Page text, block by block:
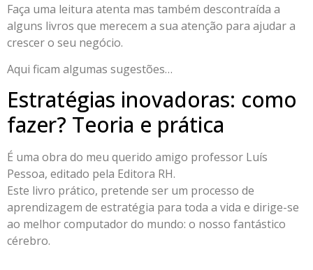
Faça uma leitura atenta mas também descontraída a
alguns livros que merecem a sua atenção para ajudar a
crescer o seu negócio.
Aqui ficam algumas sugestões…
Estratégias inovadoras: como
fazer? Teoria e prática
É uma obra do meu querido amigo professor Luís
Pessoa, editado pela Editora RH.
Este livro prático, pretende ser um processo de
aprendizagem de estratégia para toda a vida e dirige-se
ao melhor computador do mundo: o nosso fantástico
cérebro.